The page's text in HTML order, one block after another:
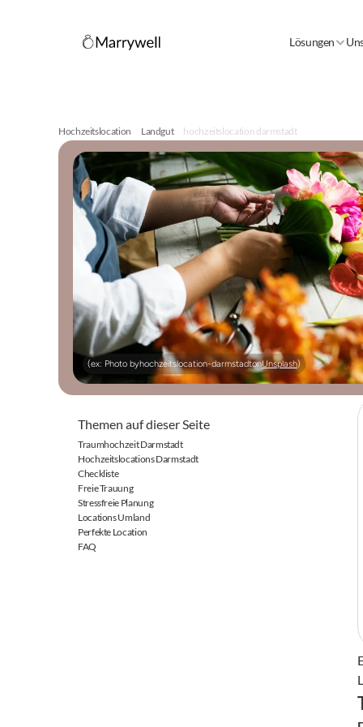
Lösungen
Hochzeitslocation Landgut hochzeitslocation darmstadt
(ex: Photo byhochzeitslocation-darmstadtonUnsplash)
Themen auf dieser Seite
Traumhochzeit Darmstadt
Hochzeitslocations Darmstadt
Checkliste
Freie Trauung
Stressfreie Planung
Locations Umland
Perfekte Location
FAQ